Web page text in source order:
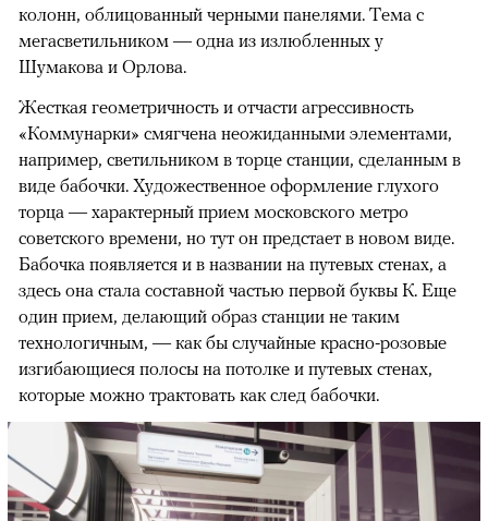
колонн, облицованный черными панелями. Тема с
мегасветильником — одна из излюбленных у
Шумакова и Орлова.
Жесткая геометричность и отчасти агрессивность
«Коммунарки» смягчена неожиданными элементами,
например, светильником в торце станции, сделанным в
виде бабочки. Художественное оформление глухого
торца — характерный прием московского метро
советского времени, но тут он предстает в новом виде.
Бабочка появляется и в названии на путевых стенах, а
здесь она стала составной частью первой буквы К. Еще
один прием, делающий образ станции не таким
технологичным, — как бы случайные красно-розовые
изгибающиеся полосы на потолке и путевых стенах,
которые можно трактовать как след бабочки.